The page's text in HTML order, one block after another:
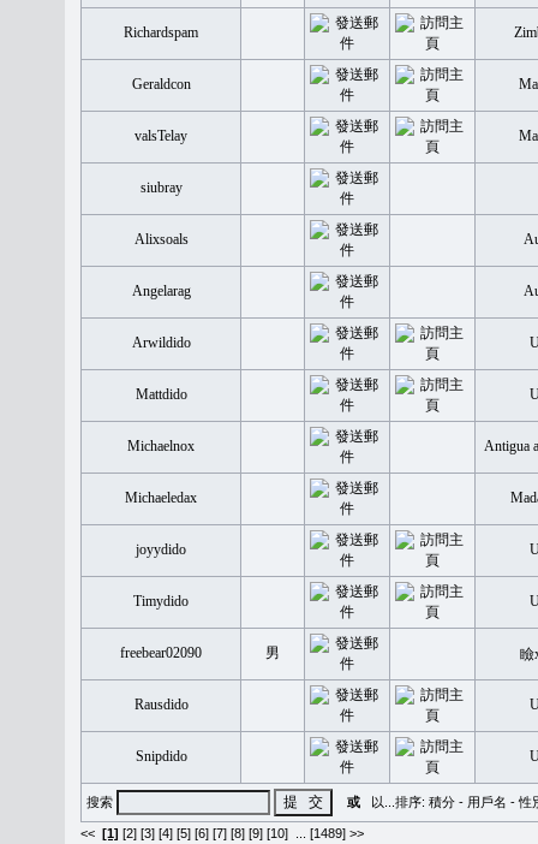
Richardspam
Geraldcon
valsTelay
siubray
Alixsoals
Angelarag
Arwildido
Mattdido
Michaelnox Antigua
Michaeledax
joyydido
Timydido
freebear02090 男
Rausdido
Snipdido
搜索 或 以...排序: 積分 - 用戶名 -性
<< [1] [2] [3] [4] [5] [6] [7] [8] [9] [10] [1489] >>